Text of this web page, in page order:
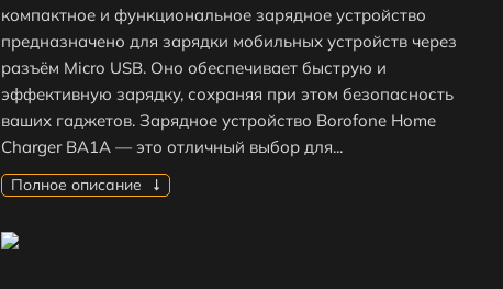
компактное и функциональное зарядное устройство
предназначено для зарядки мобильных устройств через
разъём Micro USB. Оно обеспечивает быструю и
эффективную зарядку, сохраняя при этом безопасность
ваших гаджетов. Зарядное устройство Borofone Home
Charger BA1A — это отличный выбор для...
Полное описание